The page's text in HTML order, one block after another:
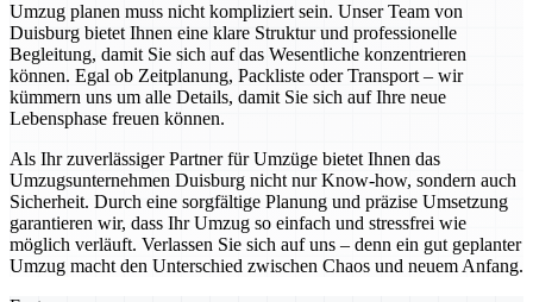
Umzug planen muss nicht kompliziert sein. Unser Team von
Duisburg bietet Ihnen eine klare Struktur und professionelle
Begleitung, damit Sie sich auf das Wesentliche konzentrieren
können. Egal ob Zeitplanung, Packliste oder Transport – wir
kümmern uns um alle Details, damit Sie sich auf Ihre neue
Lebensphase freuen können.
Als Ihr zuverlässiger Partner für Umzüge bietet Ihnen das
Umzugsunternehmen Duisburg nicht nur Know-how, sondern auch
Sicherheit. Durch eine sorgfältige Planung und präzise Umsetzung
garantieren wir, dass Ihr Umzug so einfach und stressfrei wie
möglich verläuft. Verlassen Sie sich auf uns – denn ein gut geplanter
Umzug macht den Unterschied zwischen Chaos und neuem Anfang.